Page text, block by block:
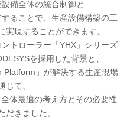
備全体の統合制御と
ることで、生産設備構築の工
現することができます。
トローラー「YHX」シリーズ
を採用した背景と、
Platform」が解決する生産現場
じて、
体最適の考え方とその必要性
だきました。